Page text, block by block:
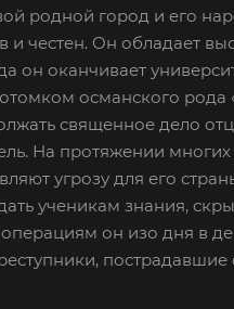
родной город и его
и честен. Он обладает
он оканчивает
османского
священное дело
На протяжении многих
угрозу для его
ученикам знания,
он изо дня в
пострадавшие